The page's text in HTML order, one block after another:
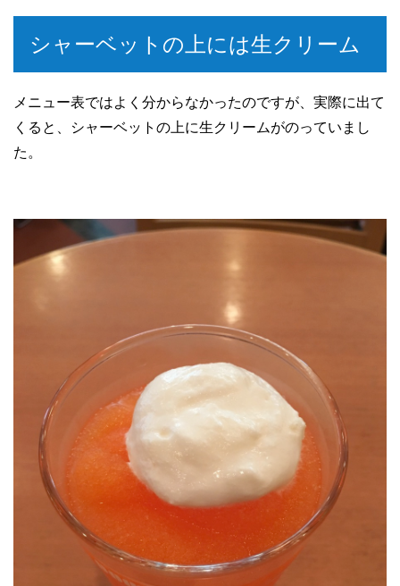
シャーベットの上には生クリーム
メニュー表ではよく分からなかったのですが、実際に出て
くると、シャーベットの上に生クリームがのっていまし
た。